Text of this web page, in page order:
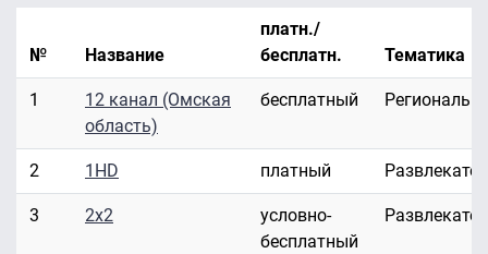
№ Название
платн./
бесплатн.
Тематика
1
12 канал (Омская
область)
бесплатный
2 1HD платный
3 2x2
условно-
бесплатный